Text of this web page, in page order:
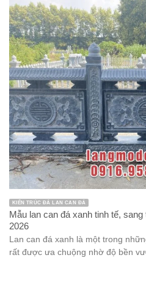
KIẾN TRÚC ĐÁ LAN CAN ĐÁ
Mẫu lan can đá xanh tinh tế,
2026
Lan can đá xanh là một trong
rất được ưa chuộng nhờ độ bền